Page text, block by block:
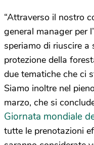
“Attraverso il nostro
general manager per
speriamo di riuscire
protezione della
due tematiche che ci
Siamo inoltre nel
marzo, che si
Giornata mondiale
tutte le prenotazioni